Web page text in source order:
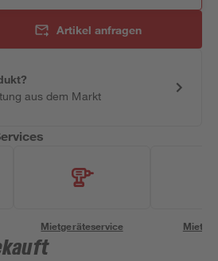
Artikel anfragen
aus dem Markt
Mietgeräteservice